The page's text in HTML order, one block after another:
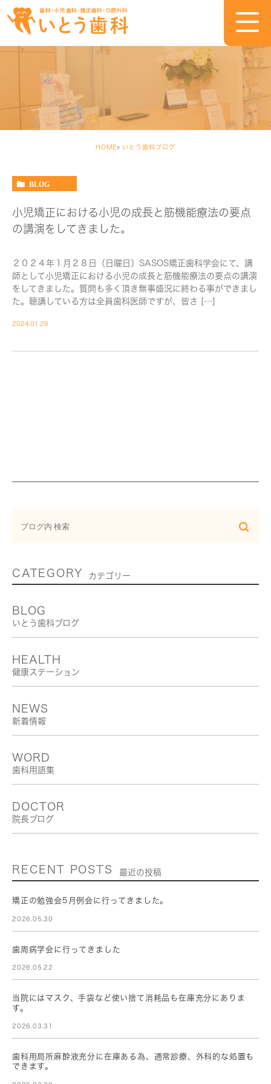
HOME いとう歯科ブログ
BLOG
小児矯正における小児の成長と筋機能療法の要点
の講演をしてきました。
２０２４年１月２８日（日曜日）SASOS矯正歯科学会にて、講
師として小児矯正における小児の成長と筋機能療法の要点の講演
をしてきました。質問も多く頂き無事盛況に終わる事ができまし
た。聴講している方は全員歯科医師ですが、皆さ […]
2024.01.29
CATEGORY カテゴリー
BLOG
いとう歯科ブログ
HEALTH
健康ステーション
NEWS
新着情報
WORD
歯科用語集
DOCTOR
院長ブログ
RECENT POSTS 最近の投稿
矯正の勉強会5月例会に行ってきました。
2026.05.30
歯周病学会に行ってきました
2026.05.22
当院にはマスク、手袋など使い捨て消耗品も在庫充分にありま
す。
2026.03.31
歯科用局所麻酔液充分に在庫ある為、通常診療、外科的な処置も
できます。